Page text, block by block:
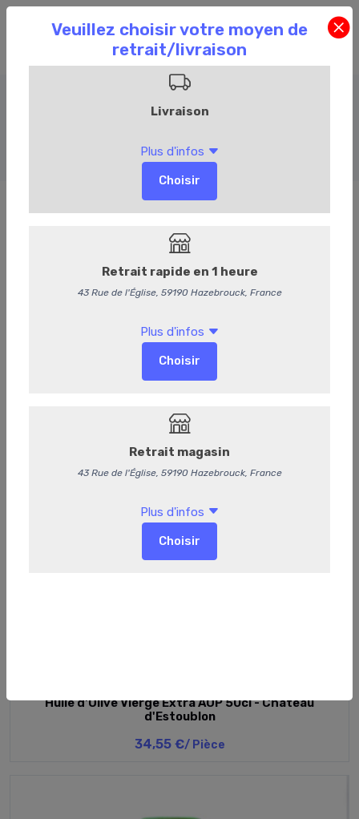
Assaisonnements et sauces
Assaisonnements et sauces
Huile d'Olive Vierge Extra AOP 50cl - Château
d'Estoublon
34,55 €/ Pièce